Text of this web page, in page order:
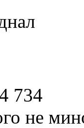
734
не